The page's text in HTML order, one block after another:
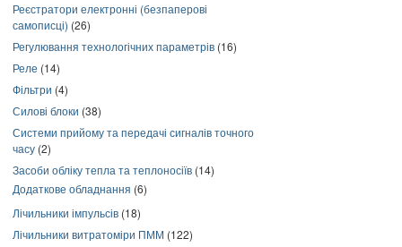
Реєстратори електронні (безпаперові
самописці) (26)
Регулювання технологічних параметрів (16)
Реле (14)
Фільтри (4)
Силові блоки (38)
Системи прийому та передачі сигналів точного
часу (2)
Засоби обліку тепла та теплоносіїв (14)
Додаткове обладнання (6)
Лічильники імпульсів (18)
Лічильники витратоміри ПММ (122)